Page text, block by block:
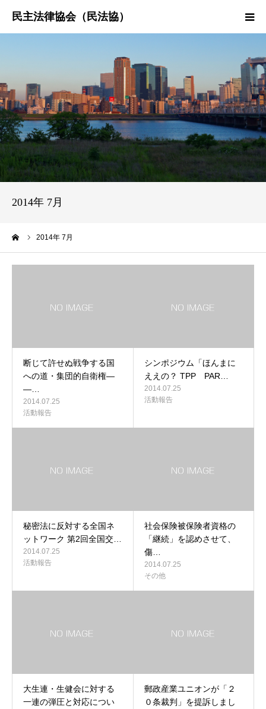
2014年 7月
2014年 7月
断じて許せぬ戦争する国
への道・集団的自衛権―
―…
2014.07.25
活動報告
シンポジウム「ほんまに
ええの？ TPP PAR…
2014.07.25
活動報告
秘密法に反対する全国ネ
ットワーク 第2回全国交…
2014.07.25
活動報告
社会保険被保険者資格の
「継続」を認めさせて、
傷…
2014.07.25
その他
大生連・生健会に対する
一連の弾圧と対応につい
郵政産業ユニオンが「２
０条裁判」を提訴しまし
民法協とは
民主法律時報
決議・声明・意見書